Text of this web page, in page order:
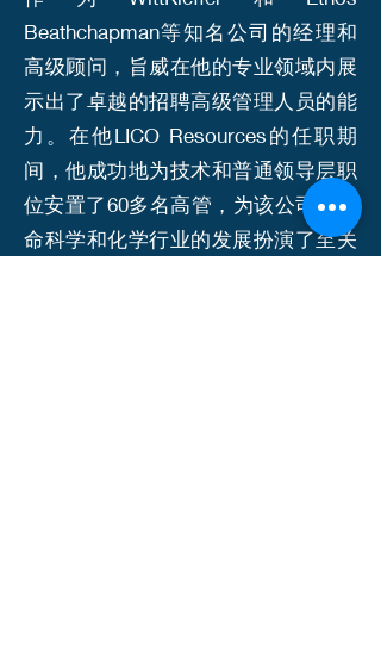
Beathchapman等知名公司的经理和
高级顾问，旨威在他的专业领域内展
示出了卓越的招聘高级管理人员的能
力。在他LICO Resources的任职期
间，他成功地为技术和普通领导层职
位安置了60多名高管，为该公司在生
命科学和化学行业的发展扮演了至关